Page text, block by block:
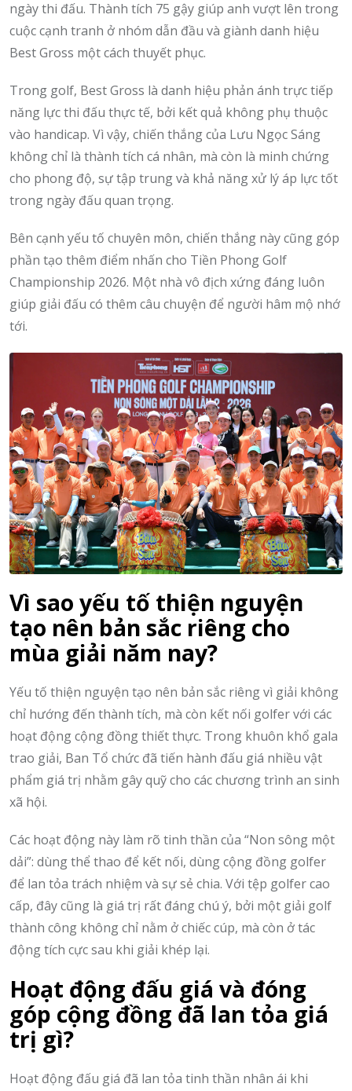
ngày thi đấu. Thành tích 75 gậy giúp anh vượt lên trong
cuộc cạnh tranh ở nhóm dẫn đầu và giành danh hiệu
Best Gross một cách thuyết phục.
Trong golf, Best Gross là danh hiệu phản ánh trực tiếp
năng lực thi đấu thực tế, bởi kết quả không phụ thuộc
vào handicap. Vì vậy, chiến thắng của Lưu Ngọc Sáng
không chỉ là thành tích cá nhân, mà còn là minh chứng
cho phong độ, sự tập trung và khả năng xử lý áp lực tốt
trong ngày đấu quan trọng.
Bên cạnh yếu tố chuyên môn, chiến thắng này cũng góp
phần tạo thêm điểm nhấn cho Tiền Phong Golf
Championship 2026. Một nhà vô địch xứng đáng luôn
giúp giải đấu có thêm câu chuyện để người hâm mộ nhớ
tới.
Vì sao yếu tố thiện nguyện
tạo nên bản sắc riêng cho
mùa giải năm nay?
Yếu tố thiện nguyện tạo nên bản sắc riêng vì giải không
chỉ hướng đến thành tích, mà còn kết nối golfer với các
hoạt động cộng đồng thiết thực. Trong khuôn khổ gala
trao giải, Ban Tổ chức đã tiến hành đấu giá nhiều vật
phẩm giá trị nhằm gây quỹ cho các chương trình an sinh
xã hội.
Các hoạt động này làm rõ tinh thần của “Non sông một
dải”: dùng thể thao để kết nối, dùng cộng đồng golfer
để lan tỏa trách nhiệm và sự sẻ chia. Với tệp golfer cao
cấp, đây cũng là giá trị rất đáng chú ý, bởi một giải golf
thành công không chỉ nằm ở chiếc cúp, mà còn ở tác
động tích cực sau khi giải khép lại.
Hoạt động đấu giá và đóng
góp cộng đồng đã lan tỏa giá
trị gì?
Hoạt động đấu giá đã lan tỏa tinh thần nhân ái khi